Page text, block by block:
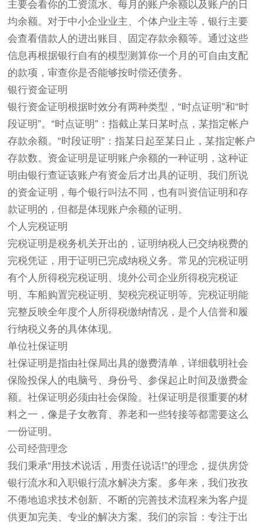
主要会看你的工资流水、每月的账户余额以及账户的日
均余额。对于中小企业业主、个体户业主等，银行主要
会查看借款人的进出账目、固定存款余额等。通过这些
信息再根据银行自有的模型测算你一个月的可自由支配
的款项，审查你是否能够按时偿还债务。
银行资金证明
银行资金证明根据时效分有两种类型，“时点证明”和“时
段证明”。“时点证明”：指截止某日某时点，某指定帐户
存款余额。“时段证明”：指某日起至某日止，某指定帐户
存款数。资金证明是证明账户余额的一种证明，这种证
明由银行查证该账户有资金后才出具的证明、我们所说
的资金证明，每个银行叫法不同，也有叫资信证明和存
款证明的，但都是体现账户余额的证明。
个人完税证明
完税证明是税务机关开出的，证明纳税人已交纳税费的
完税凭证，用于证明已完成纳税义务。常见的完税证明
有个人所得税完税证明、境外公司企业所得税完税证
明、车船购置完税证明、契税完税证明等。完税证明能
完整反映全年度个人所得税缴纳情况，是个人信誉和履
行纳税义务的具体体现。
单位社保证明
社保证明是指由社保局出具的缴费清单，详细载明社会
保险投保人的电脑号、身份号、参保起止时间及缴费金
额。社保证明必须由社会保险。社保证明是很重要的材
料之一，像是子女教育、养老和一些转接等都需要这么
一份证明。
公司经营理念
我们秉承“用技术说话，用责任说话!”的理念，提供房贷
银行流水和入职银行流水解决方案。多年来，我们孜孜
不倦地追求技术创新、不断的完善技术流程来为客户提
供更加完美、专业的解决方案。我们的宗旨：专注于出